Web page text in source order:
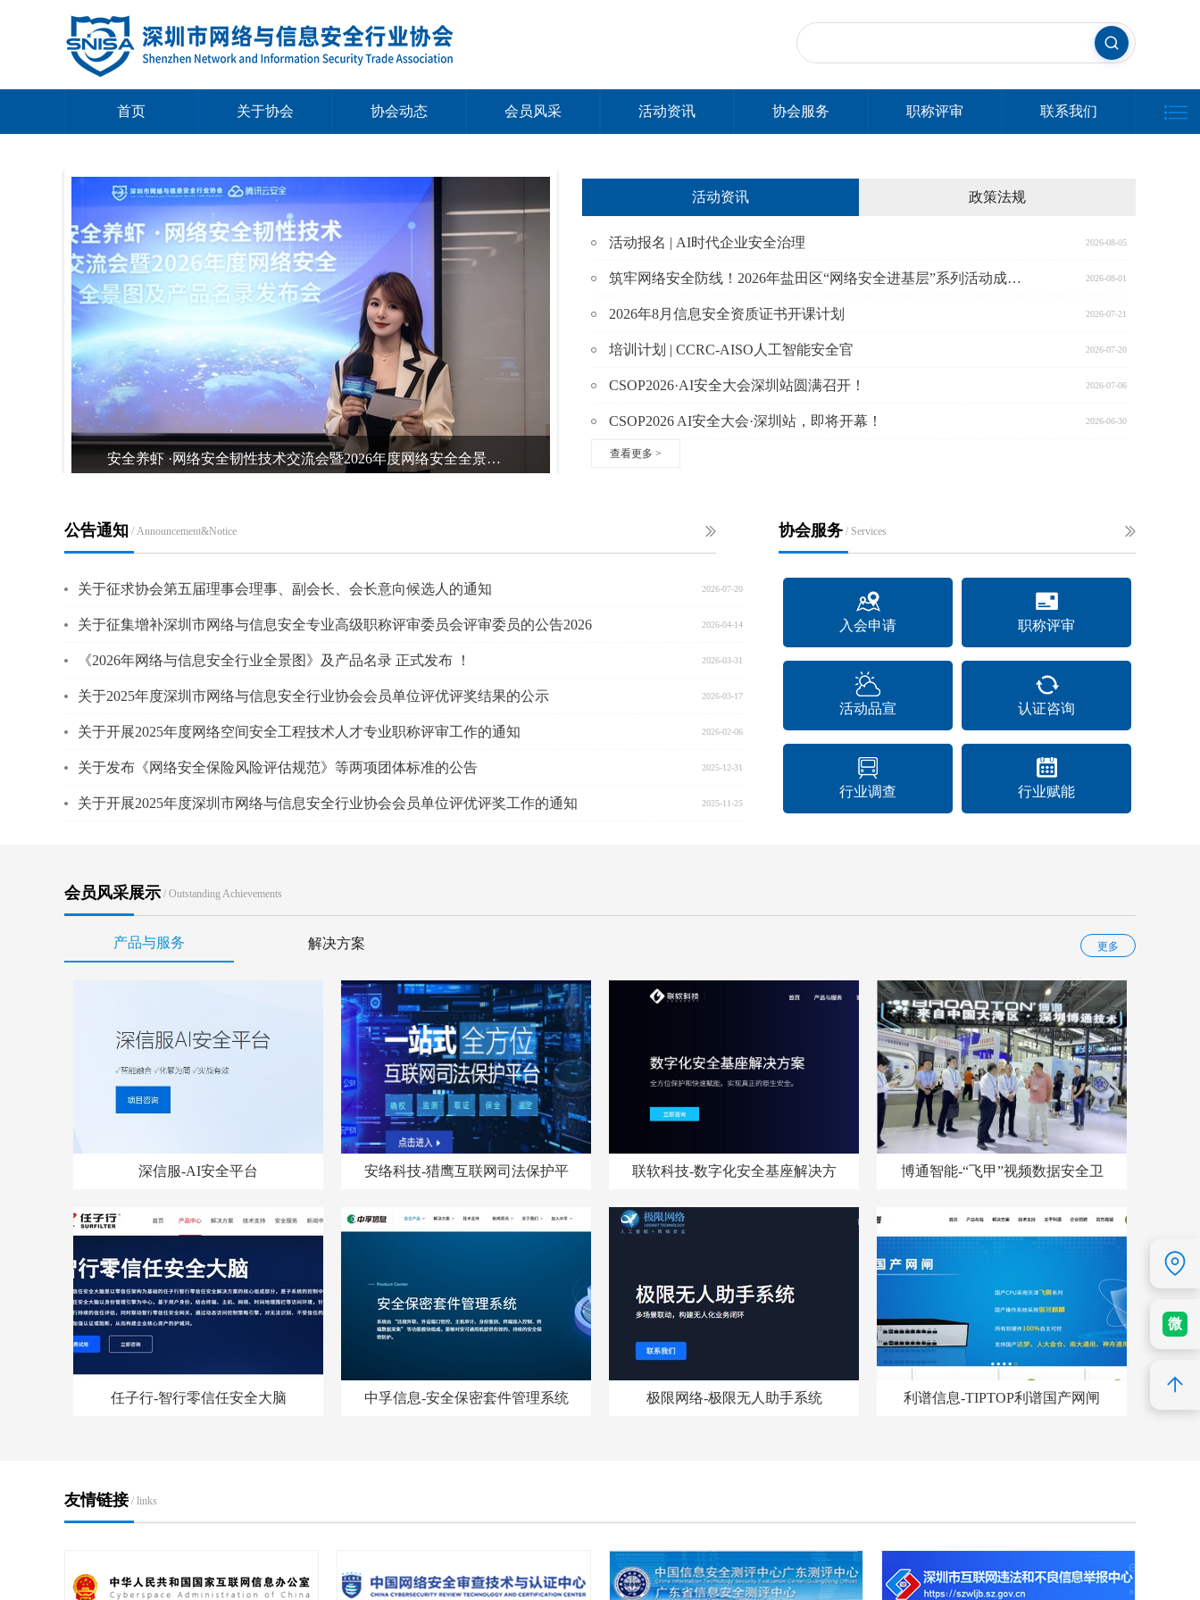
首页 关于协会 协会动态 会员风采 活动资讯 协会服务 职称评审 联系我们
安全养虾 ·网络安全韧性技术交流会暨2026年度网络安全全景图及产品名录发布会圆满举办！ 深圳市政务服务数据管理局副局长王卓民一行莅临协会调研指导
活动资讯 政策法规
活动报名 | AI时代企业安全治理 2026-08-05
筑牢网络安全防线！2026年盐田区“网络安全进基层”系列活动成功举办 2026-08-01
2026年8月信息安全资质证书开课计划 2026-07-21
培训计划 | CCRC-AISO人工智能安全官 2026-07-20
CSOP2026·AI安全大会深圳站圆满召开！ 2026-07-06
CSOP2026 AI安全大会·深圳站，即将开幕！ 2026-06-30
查看更多 >
公告通知 / Announcement&Notice
关于征求协会第五届理事会理事、副会长、会长意向候选人的通知 2026-07-20
关于征集增补深圳市网络与信息安全专业高级职称评审委员会评审委员的公告2026 2026-04-14
《2026年网络与信息安全行业全景图》及产品名录 正式发布 ！ 2026-03-31
关于2025年度深圳市网络与信息安全行业协会会员单位评优评奖结果的公示 2026-03-17
关于开展2025年度网络空间安全工程技术人才专业职称评审工作的通知 2026-02-06
关于发布《网络安全保险风险评估规范》等两项团体标准的公告 2025-12-31
关于开展2025年度深圳市网络与信息安全行业协会会员单位评优评奖工作的通知 2025-11-25
协会服务 / Services
入会申请 职称评审
活动品宣 认证咨询
行业调查 行业赋能
会员风采展示 / Outstanding Achievements
产品与服务 解决方案 更多
深信服-AI安全平台 安络科技-猎鹰互联网司法保护平 联软科技-数字化安全基座解决方
案
博通智能-“飞甲”视频数据安全卫
任子行-智行零信任安全大脑 中孚信息-安全保密套件管理系统 极限网络-极限无人助手系统 利谱信息-TIPTOP利谱国产网闸
友情链接/ links
微